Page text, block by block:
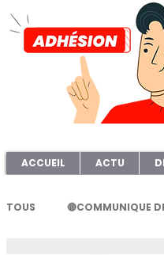
ACCUEIL ACTU
TOUS 🔴COMMUNIQUE